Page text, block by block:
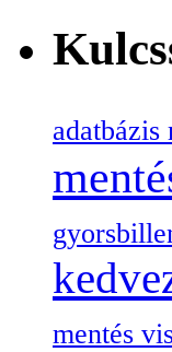
adatbázis
mentés